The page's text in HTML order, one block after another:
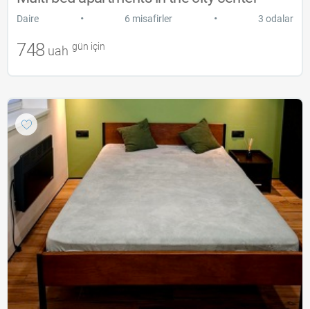
Daire • 6 misafirler • 3 odalar
748 uah gün için